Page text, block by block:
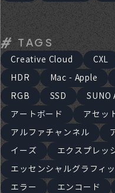
TAGS
Creative Cloud CXL
HDR
Mac - Apple
RGB
SSD SUNO
アートボード
アセッ
アルファチャンネル
イーズ
エクスプレッ
エッセンシャルグラフィ
エラー
エンコード